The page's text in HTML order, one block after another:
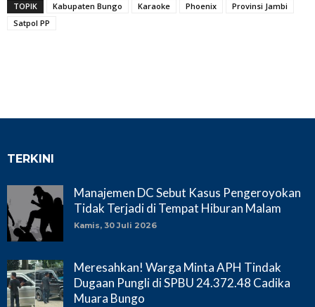
TOPIK Kabupaten Bungo Karaoke Phoenix
Provinsi Jambi
Satpol PP
TERKINI
Manajemen DC Sebut Kasus Pengeroyokan
Tidak Terjadi di Tempat Hiburan Malam
Kamis, 30 Juli 2026
Meresahkan! Warga Minta APH Tindak
Dugaan Pungli di SPBU 24.372.48 Cadika
Muara Bungo